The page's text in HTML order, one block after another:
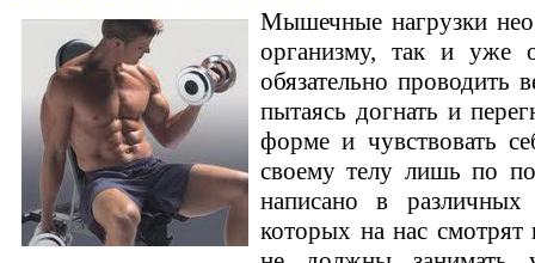
Мышечные нагрузки
организму, так и уже
обязательно проводить
пытаясь догнать и
форме и чувствовать
своему телу лишь по
написано в
которых на нас смотрят